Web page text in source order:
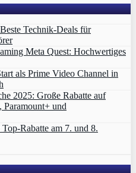
Technik-Deals für
Meta Quest: Hochwertiges
als Prime Video Channel in
2025: Große Rabatte auf
und
Rabatte am 7. und 8.